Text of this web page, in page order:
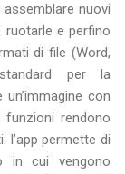
nuovi
ruotarle e perfino
di file (Word,
per la
con
rendono
permette di
in cui vengono